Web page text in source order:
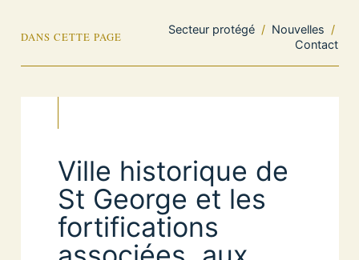
DANS CETTE PAGE
Secteur protégé / Nouvelles /
Contact
Ville historique de
St George et les
fortifications